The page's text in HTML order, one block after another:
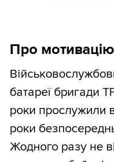
Про
батареї бригади
роки прослужили
роки
Жодного разу не